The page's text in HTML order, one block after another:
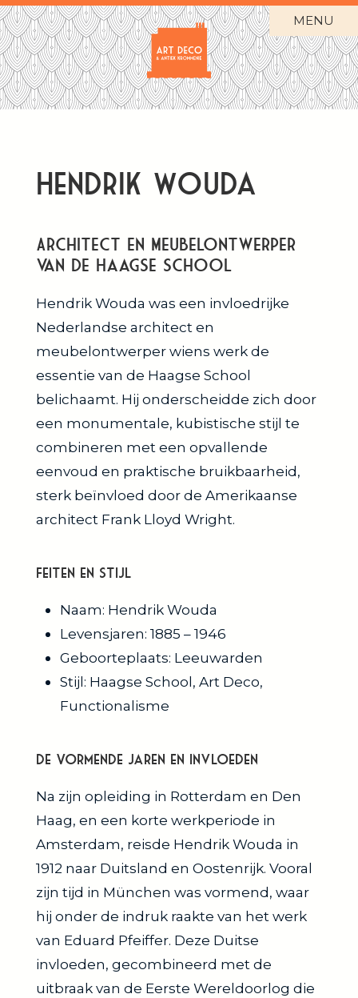
MENU
Hendrik Wouda
Architect en Meubelontwerper
van de Haagse School
Hendrik Wouda was een invloedrijke
Nederlandse architect en
meubelontwerper wiens werk de
essentie van de Haagse School
belichaamt. Hij onderscheidde zich door
een monumentale, kubistische stijl te
combineren met een opvallende
eenvoud en praktische bruikbaarheid,
sterk beïnvloed door de Amerikaanse
architect Frank Lloyd Wright.
Feiten en Stijl
Naam: Hendrik Wouda
Levensjaren: 1885 – 1946
Geboorteplaats: Leeuwarden
Stijl: Haagse School, Art Deco,
Functionalisme
De Vormende Jaren en Invloeden
Na zijn opleiding in Rotterdam en Den
Haag, en een korte werkperiode in
Amsterdam, reisde Hendrik Wouda in
1912 naar Duitsland en Oostenrijk. Vooral
zijn tijd in München was vormend, waar
hij onder de indruk raakte van het werk
van Eduard Pfeiffer. Deze Duitse
invloeden, gecombineerd met de
uitbraak van de Eerste Wereldoorlog die